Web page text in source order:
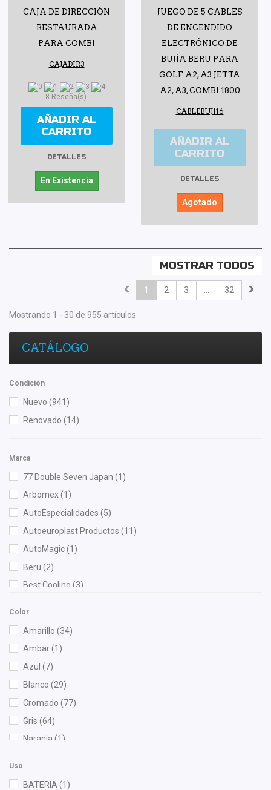
CAJA DE DIRECCIÓN
RESTAURADA
PARA COMBI
CAJADIR3
8 Reseña(s)
AÑADIR AL
CARRITO
DETALLES
En Existencia
JUEGO DE 5 CABLES
DE ENCENDIDO
ELECTRÓNICO DE
BUJÍA BERU PARA
GOLF A2, A3 JETTA
A2, A3, COMBI 1800
CABLEBUJI16
AÑADIR AL
CARRITO
DETALLES
Agotado
MOSTRAR TODOS
1 2 3 32
Mostrando 1 - 30 de 955 artículos
CATÁLOGO
Condición
Nuevo (941)
Renovado (14)
Marca
77 Double Seven Japan (1)
Arbomex(1)
AutoEspecialidades (5)
Autoeuroplast Productos (11)
AutoMagic(1)
Beru (2)
Best Cooling (3)
Clevite(9)
Color
Amarillo (34)
Ambar(1)
Azul (7)
Blanco (29)
Cromado (77)
Gris (64)
Naranja (1)
Uso
BATERIA (1)